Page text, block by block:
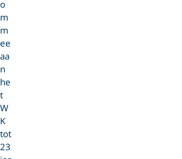
o
m
m
ee
aa
n
he
t
W
K
tot
23